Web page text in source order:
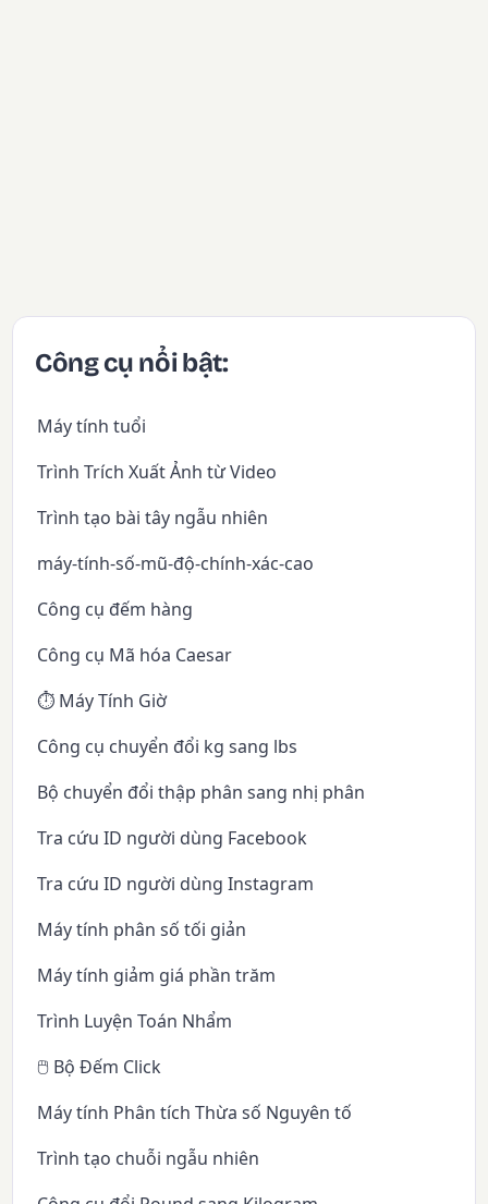
Công cụ nổi bật:
Máy tính tuổi
Trình Trích Xuất Ảnh từ Video
Trình tạo bài tây ngẫu nhiên
máy-tính-số-mũ-độ-chính-xác-cao
Công cụ đếm hàng
Công cụ Mã hóa Caesar
⏱️ Máy Tính Giờ
Công cụ chuyển đổi kg sang lbs
Bộ chuyển đổi thập phân sang nhị phân
Tra cứu ID người dùng Facebook
Tra cứu ID người dùng Instagram
Máy tính phân số tối giản
Máy tính giảm giá phần trăm
Trình Luyện Toán Nhẩm
🖱️ Bộ Đếm Click
Máy tính Phân tích Thừa số Nguyên tố
Trình tạo chuỗi ngẫu nhiên